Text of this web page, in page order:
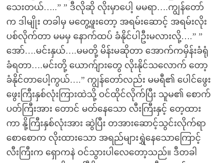
သေးတယ်…..” ” ဒီလိုဆို လိုးမှာပေါ့ မမရာ….ကျွန်တော်
က ဒါမျိုး တခါမှ မတွေ့ဖူးတော့ အရမ်းဆောင့် အရမ်းလိုး
ပစ်လိုက်တာ မမမှ နောက်ထပ် ခံနိုင်ပါဦးမလားလို့….” ”
အော်….မင်းနှယ်….မမတို့ မိန်းမဆိုတာ အောက်ကမှိန်းခံရုံ
ခံရတာ….မင်းတို့ ယောက်ျားတွေ လိုးနိုင်သလောက် တော့
ခံနိုင်တာပေါ့ကွယ်….” ကျွန်တော်လည်း မမရီ၏ ပေါင်ဖွေး
ဖွေးကြီးနှစ်လုံးကြားထဲသို့ ဝင်ထိုင်လိုက်ပြီး သူမ၏ စောက်
ပတ်ကြီးအား တောင် မတ်နေသော လီးကြီးနှင့် တေ့ထား
ကာ နို့ကြီးနှစ်လုံးအား ဆွဲပြီး တအားဆောင့်သွင်းလိုက်ရာ
စောစောက လိုးထားသော အရည်များရွှဲနေသောကြောင့်
လီးကြီးက ရှောကနဲ ဝင်သွားပါလေတော့သည်။ ဒီတခါ